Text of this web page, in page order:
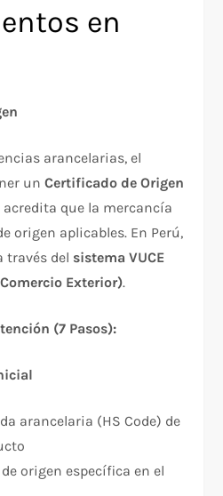
en
arancelarias, el
unCertificado de Origen
que la mercancía
origen aplicables. En Perú,
través del sistema VUCE
Exterior).​
(7 Pasos):
arancelaria (HS Code) de
origen específica en el